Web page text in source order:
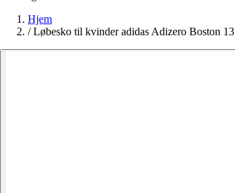
Hjem
/ Løbesko til kvinder adidas Adizero Boston 13